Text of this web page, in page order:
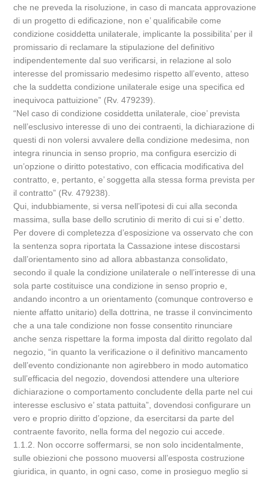
che ne preveda la risoluzione, in caso di mancata approvazione
di un progetto di edificazione, non e’ qualificabile come
condizione cosiddetta unilaterale, implicante la possibilita’ per il
promissario di reclamare la stipulazione del definitivo
indipendentemente dal suo verificarsi, in relazione al solo
interesse del promissario medesimo rispetto all’evento, atteso
che la suddetta condizione unilaterale esige una specifica ed
inequivoca pattuizione” (Rv. 479239).
“Nel caso di condizione cosiddetta unilaterale, cioe’ prevista
nell’esclusivo interesse di uno dei contraenti, la dichiarazione di
questi di non volersi avvalere della condizione medesima, non
integra rinuncia in senso proprio, ma configura esercizio di
un’opzione o diritto potestativo, con efficacia modificativa del
contratto, e, pertanto, e’ soggetta alla stessa forma prevista per
il contratto” (Rv. 479238).
Qui, indubbiamente, si versa nell’ipotesi di cui alla seconda
massima, sulla base dello scrutinio di merito di cui si e’ detto.
Per dovere di completezza d’esposizione va osservato che con
la sentenza sopra riportata la Cassazione intese discostarsi
dall’orientamento sino ad allora abbastanza consolidato,
secondo il quale la condizione unilaterale o nell’interesse di una
sola parte costituisce una condizione in senso proprio e,
andando incontro a un orientamento (comunque controverso e
niente affatto unitario) della dottrina, ne trasse il convincimento
che a una tale condizione non fosse consentito rinunciare
anche senza rispettare la forma imposta dal diritto regolato dal
negozio, “in quanto la verificazione o il definitivo mancamento
dell’evento condizionante non agirebbero in modo automatico
sull’efficacia del negozio, dovendosi attendere una ulteriore
dichiarazione o comportamento concludente della parte nel cui
interesse esclusivo e’ stata pattuita”, dovendosi configurare un
vero e proprio diritto d’opzione, da esercitarsi da parte del
contraente favorito, nella forma del negozio cui accede.
1.1.2. Non occorre soffermarsi, se non solo incidentalmente,
sulle obiezioni che possono muoversi all’esposta costruzione
giuridica, in quanto, in ogni caso, come in prosieguo meglio si